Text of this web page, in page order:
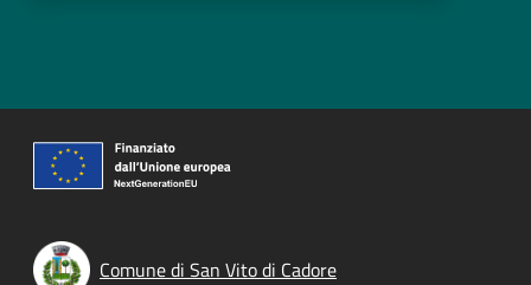
Comune di San Vito di Cadore